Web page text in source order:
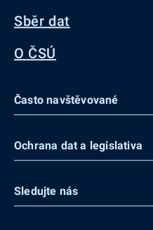
Sběr dat
O ČSÚ
Často navštěvované
Ochrana dat a legislativa
Sledujte nás